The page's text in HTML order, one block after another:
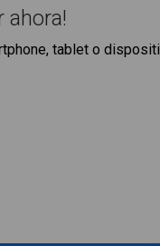
ahora!
tablet o